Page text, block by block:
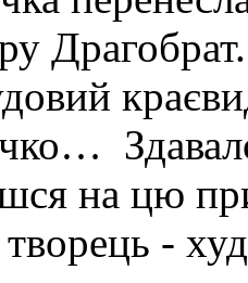
на цю
-